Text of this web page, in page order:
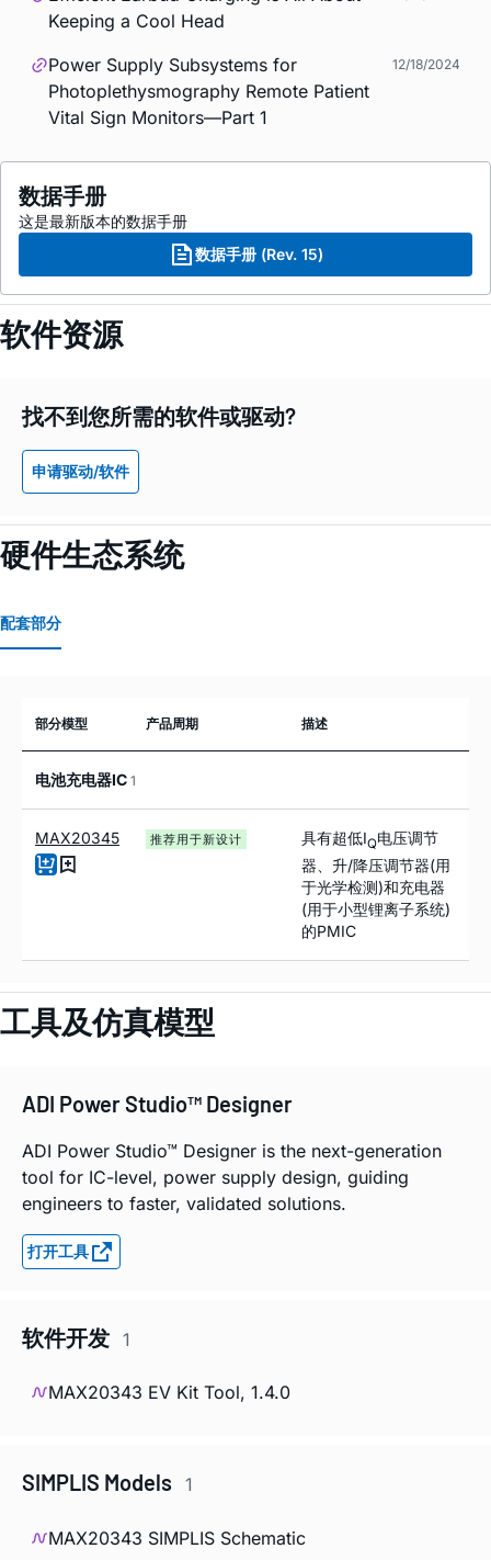
Keeping a Cool Head
Power Supply Subsystems for
Photoplethysmography Remote Patient
Vital Sign Monitors—Part 1
12/18/2024
数据手册
这是最新版本的数据手册
数据手册 (Rev. 15)
软件资源
找不到您所需的软件或驱动?
申请驱动/软件
硬件生态系统
配套部分
部分模型 产品周期 描述
电池充电器IC 1
MAX20345 推荐用于新设计 具有超低IQ电压调节
器、升/降压调节器(用
于光学检测)和充电器
(用于小型锂离子系统)
的PMIC
工具及仿真模型
ADI Power Studio™ Designer
ADI Power Studio™ Designer is the next-generation
tool for IC-level, power supply design, guiding
engineers to faster, validated solutions.
打开工具
软件开发 1
MAX20343 EV Kit Tool, 1.4.0
SIMPLIS Models 1
MAX20343 SIMPLIS Schematic